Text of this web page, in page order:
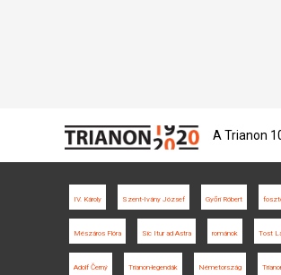
A Trianon
IV. Károly Szent-Ivány József Győri Róbert
Mészáros Flóra Sic Itur ad Astra románok Tost
Adolf Černý Trianon-legendák Németország